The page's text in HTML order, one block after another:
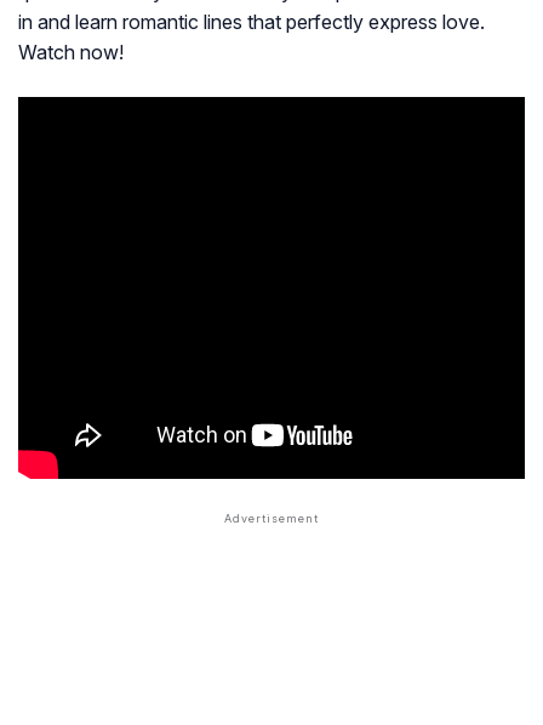
in and learn romantic lines that perfectly express love.
Watch now!